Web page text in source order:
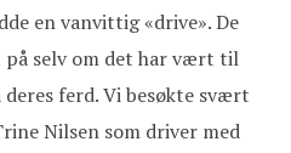
en vanvittig «drive». De
selv om det har vært til
ferd. Vi besøkte svært
Nilsen som driver med